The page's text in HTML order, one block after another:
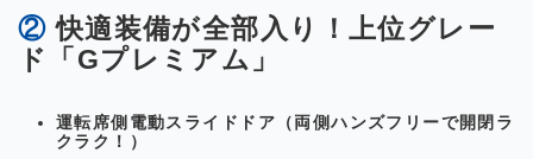
② 快適装備が全部入り！上位グレー
ド「Gプレミアム」
運転席側電動スライドドア （両側ハンズフリーで開閉ラ
クラク！）